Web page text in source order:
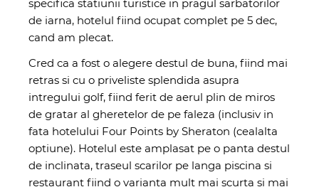
specifica statiunii turistice in pragul sarbatorilor
de iarna, hotelul fiind ocupat complet pe 5 dec,
cand am plecat.
Cred ca a fost o alegere destul de buna, fiind mai
retras si cu o priveliste splendida asupra
intregului golf, fiind ferit de aerul plin de miros
de gratar al gheretelor de pe faleza (inclusiv in
fata hotelului Four Points by Sheraton (cealalta
optiune). Hotelul este amplasat pe o panta destul
de inclinata, traseul scarilor pe langa piscina si
restaurant fiind o varianta mult mai scurta si mai